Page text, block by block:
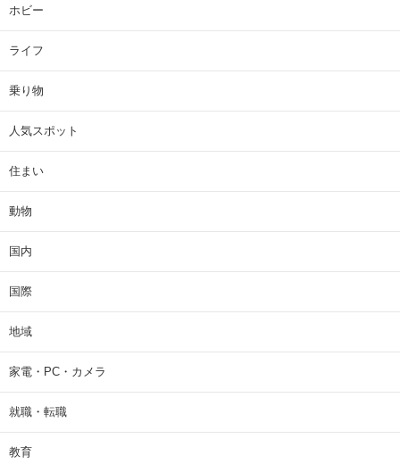
ホビー
ライフ
乗り物
人気スポット
住まい
動物
国内
国際
地域
家電・PC・カメラ
就職・転職
教育